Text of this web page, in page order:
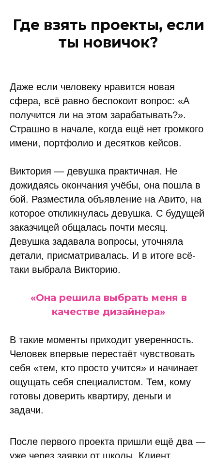
Где взять проекты, если
ты новичок?
Даже если человеку нравится новая
сфера, всё равно беспокоит вопрос: «А
получится ли на этом зарабатывать?».
Страшно в начале, когда ещё нет громкого
имени, портфолио и десятков кейсов.
Виктория — девушка практичная. Не
дожидаясь окончания учёбы, она пошла в
бой. Разместила объявление на Авито, на
которое откликнулась девушка. С будущей
заказчицей общалась почти месяц.
Девушка задавала вопросы, уточняла
детали, присматривалась. И в итоге всё-
таки выбрала Викторию.
«Она решила выбрать меня в
качестве дизайнера»
В такие моменты приходит уверенность.
Человек впервые перестаёт чувствовать
себя «тем, кто просто учится» и начинает
ощущать себя специалистом. Тем, кому
готовы доверить квартиру, деньги и
задачи.
После первого проекта пришли ещё два —
уже через заявки от школы. Клиент